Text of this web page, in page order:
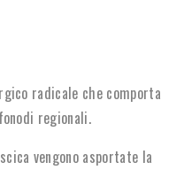
radicale che comporta
regionali.
vengono asportate la